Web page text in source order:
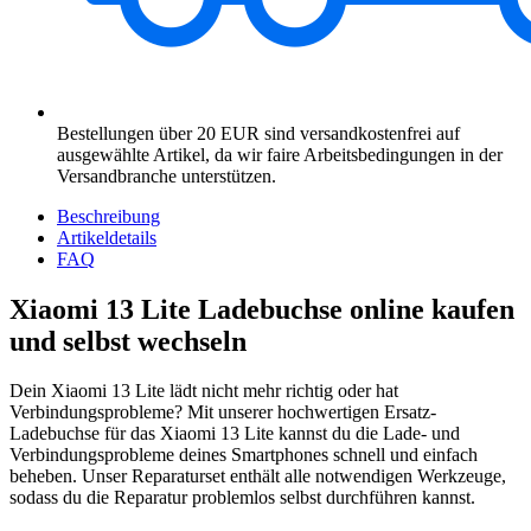
Bestellungen über 20 EUR sind versandkostenfrei auf
ausgewählte Artikel, da wir faire Arbeitsbedingungen in der
Versandbranche unterstützen.
Beschreibung
Artikeldetails
FAQ
Xiaomi 13 Lite Ladebuchse online kaufen
und selbst wechseln
Dein Xiaomi 13 Lite lädt nicht mehr richtig oder hat
Verbindungsprobleme? Mit unserer hochwertigen Ersatz-
Ladebuchse für das Xiaomi 13 Lite kannst du die Lade- und
Verbindungsprobleme deines Smartphones schnell und einfach
beheben. Unser Reparaturset enthält alle notwendigen Werkzeuge,
sodass du die Reparatur problemlos selbst durchführen kannst.